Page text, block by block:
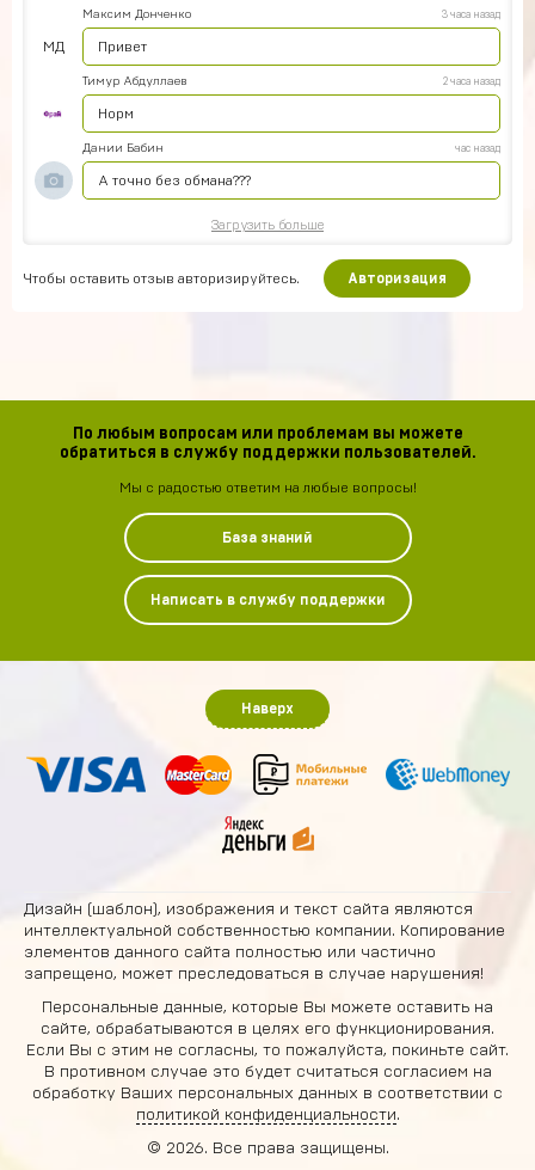
МД
Максим Донченко 3 часа назад
Привет
Тимур Абдуллаев 2 часа назад
Норм
Дании Бабин час назад
А точно без обмана???
Загрузить больше
Чтобы оставить отзыв авторизируйтесь. Авторизация
По любым вопросам или проблемам вы можете
обратиться в службу поддержки пользователей.
Мы с радостью ответим на любые вопросы!
База знаний
Написать в службу поддержки
Наверх
Дизайн (шаблон), изображения и текст сайта являются
интеллектуальной собственностью компании. Копирование
элементов данного сайта полностью или частично
запрещено, может преследоваться в случае нарушения!
Персональные данные, которые Вы можете оставить на
сайте, обрабатываются в целях его функционирования.
Если Вы с этим не согласны, то пожалуйста, покиньте сайт.
В противном случае это будет считаться согласием на
обработку Ваших персональных данных в соответствии с
политикой конфиденциальности.
© 2026. Все права защищены.